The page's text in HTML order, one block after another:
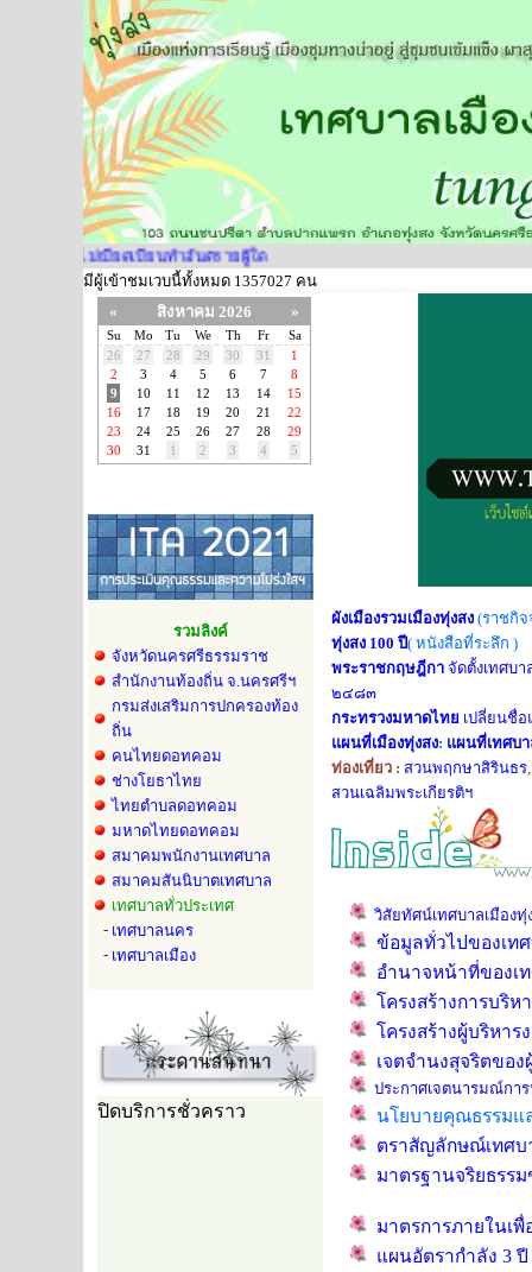
เบียดเบียนทำอันตรายผู้ใด
มีผู้เข้าชมเวบนี้ทั้งหมด 1357027 คน
รวมลิงค์
จังหวัดนครศรีธรรมราช
สำนักงานท้องถิ่น จ.นครศรีฯ
กรมส่งเสริมการปกครองท้อง
ถิ่น
คนไทยดอทคอม
ช่างโยธาไทย
ไทยตำบลดอทคอม
มหาดไทยดอทคอม
สมาคมพนักงานเทศบาล
สมาคมสันนิบาตเทศบาล
เทศบาลทั่วประเทศ
- เทศบาลนคร
- เทศบาลเมือง
ผังเมืองรวมเมืองทุ่งสง (ราชกิจ
ทุ่งสง 100 ปี( หนังสือที่ระลึก )
พระราชกฤษฎีกา จัดตั้งเทศบ
๒๔๘๓
กระทรวงมหาดไทย เปลี่ยนชื่อ
แผนที่เมืองทุ่งสง: แผนที่เทศบา
ท่องเที่ยว : สวนพฤกษาสิรินธร
สวนเฉลิมพระเกียรติฯ
วิสัยทัศน์เทศบาลเมืองทุ่
ข้อมูลทั่วไปของเท
อำนาจหน้าที่ของเ
โครงสร้างการบริห
โครงสร้างผู้บริหาร
เจตจำนงสุจริตของ
ประกาศเจตนารมณ์กา
นโยบายคุณธรรมแ
ตราสัญลักษณ์เทศบ
มาตรฐานจริยธรร
มาตรการภายในเพื่
แผนอัตรากำลัง 3 ปี